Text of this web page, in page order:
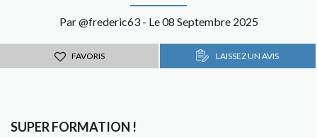
Par @frederic63 - Le 08 Septembre 2025
FAVORIS LAISSEZ UN AVIS
SUPER FORMATION !